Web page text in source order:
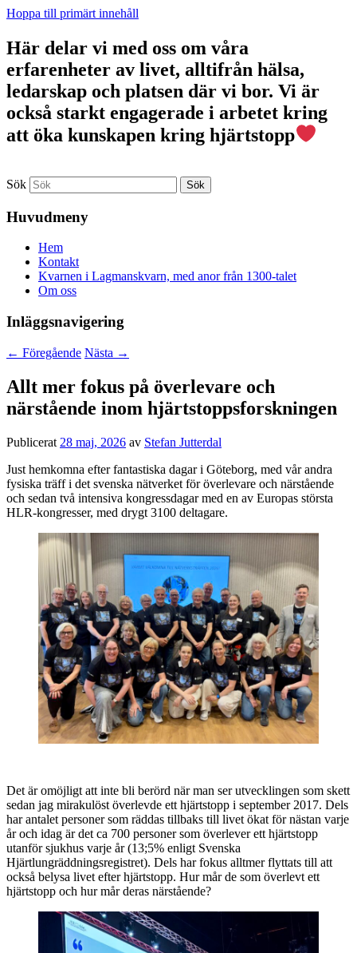
Hoppa till primärt innehåll
Här delar vi med oss om våra
erfarenheter av livet, alltifrån hälsa,
ledarskap och platsen där vi bor. Vi är
också starkt engagerade i arbetet kring
att öka kunskapen kring hjärtstopp
Sök
Huvudmeny
Hem
Kontakt
Kvarnen i Lagmanskvarn, med anor från 1300-talet
Om oss
Inläggsnavigering
← Föregående Nästa →
Allt mer fokus på överlevare och
närstående inom hjärtstoppsforskningen
Publicerat 28 maj, 2026 av Stefan Jutterdal
Just hemkomna efter fantastiska dagar i Göteborg, med vår andra
fysiska träff i det svenska nätverket för överlevare och närstående
och sedan två intensiva kongressdagar med en av Europas största
HLR-kongresser, med drygt 3100 deltagare.
Det är omöjligt att inte bli berörd när man ser utvecklingen som skett
sedan jag mirakulöst överlevde ett hjärtstopp i september 2017. Dels
har antalet personer som räddas tillbaks till livet ökat för nästan varje
år och idag är det ca 700 personer som överlever ett hjärtstopp
utanför sjukhus varje år (13;5% enligt Svenska
Hjärtlungräddningsregistret). Dels har fokus alltmer flyttats till att
också belysa livet efter hjärtstopp. Hur mår de som överlevt ett
hjärtstopp och hur mår deras närstående?